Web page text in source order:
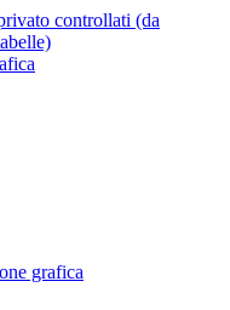
controllati (da
grafica